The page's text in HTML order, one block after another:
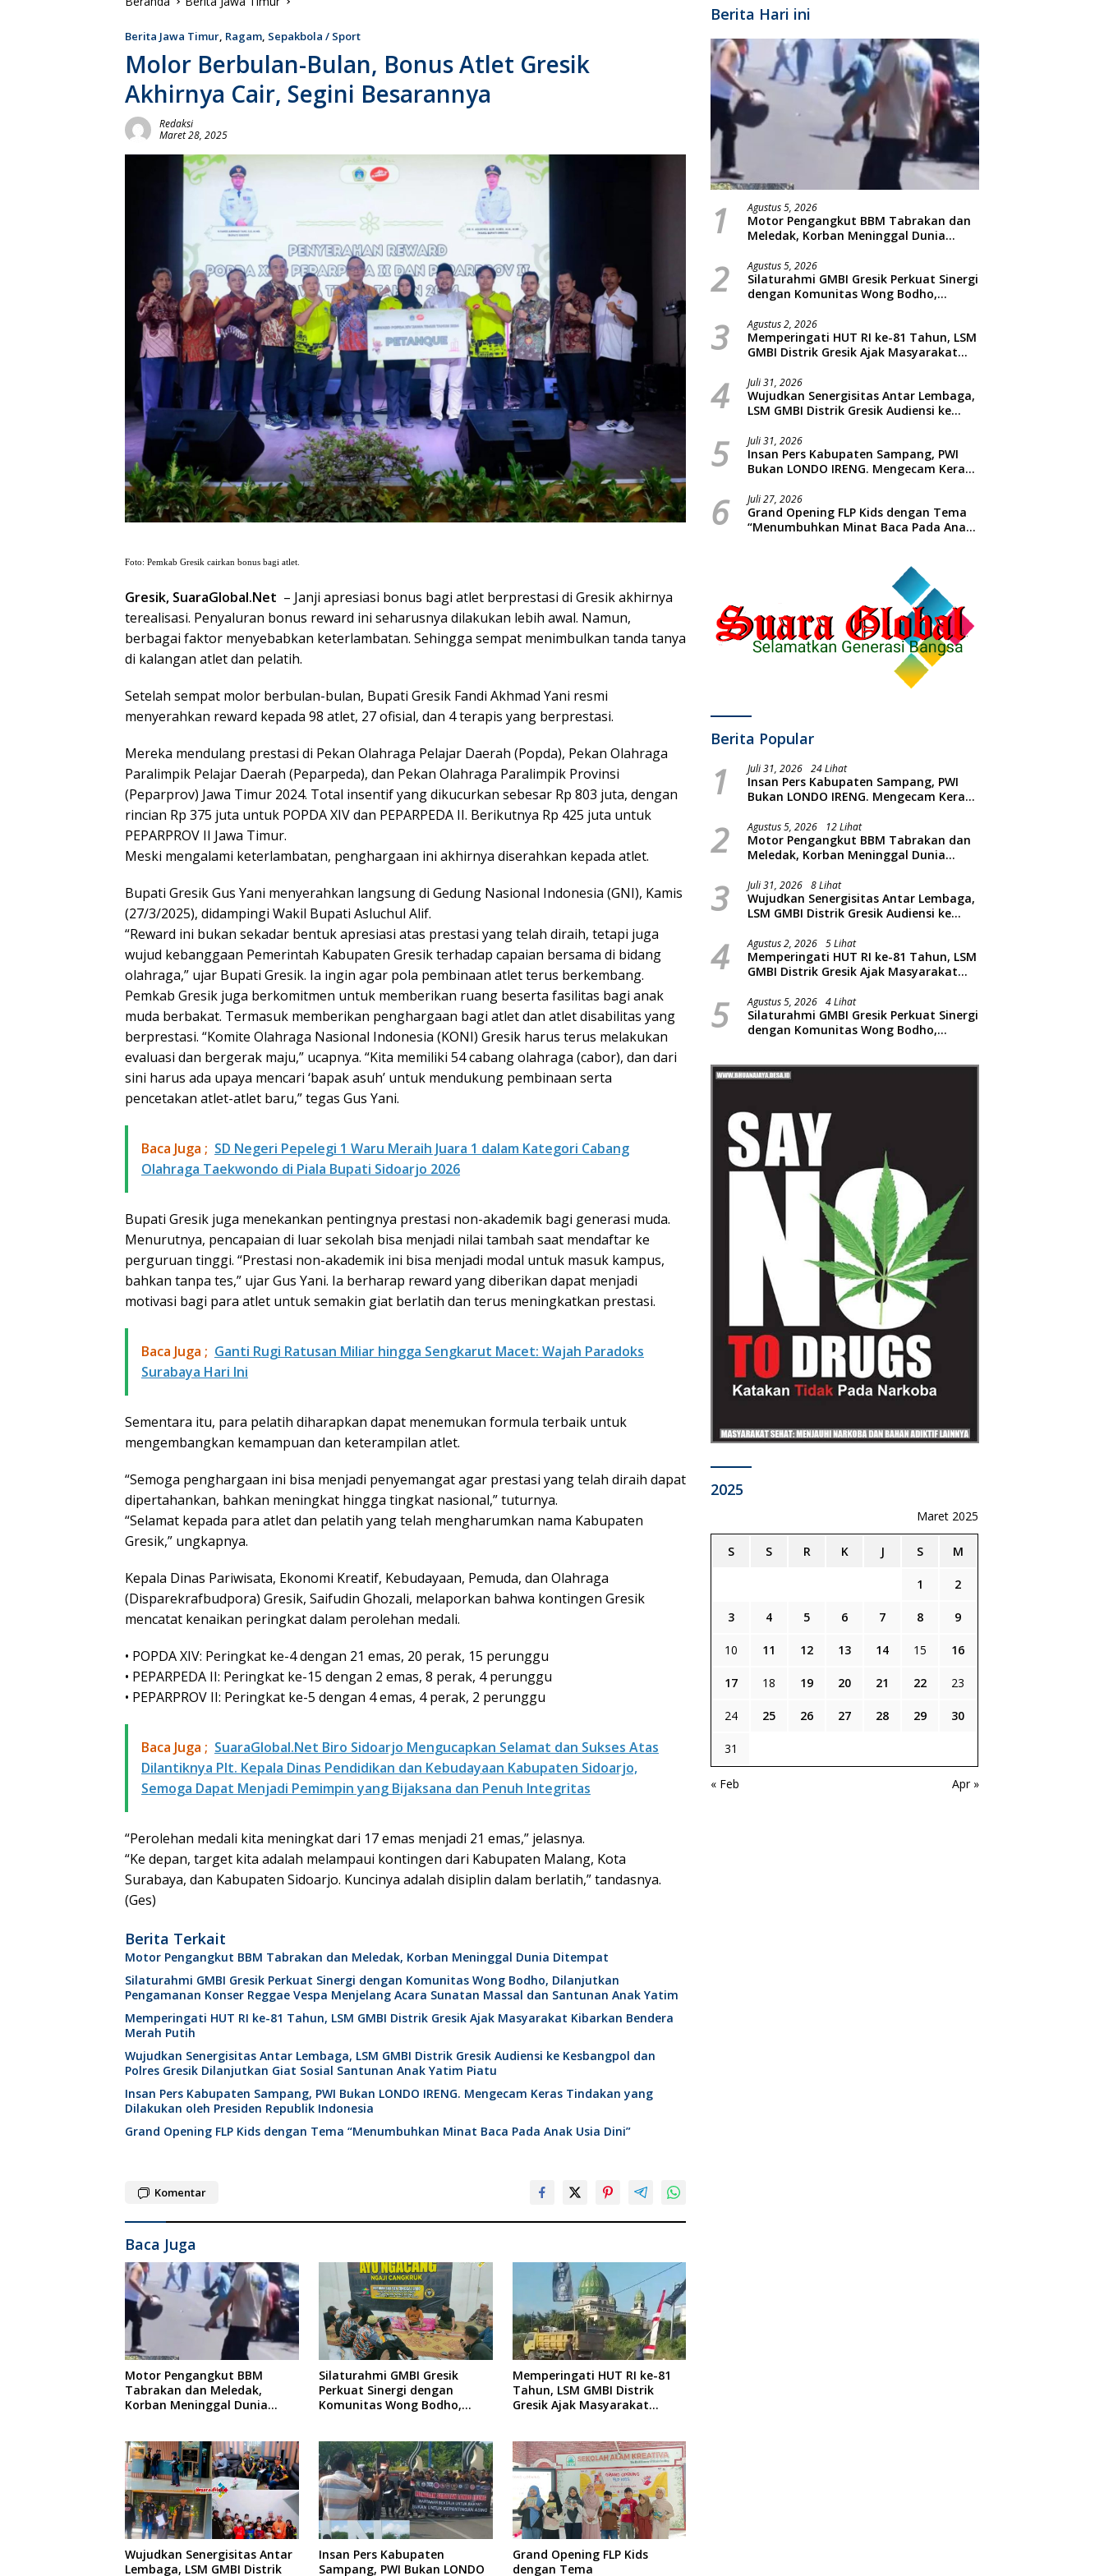
Berita Jawa Timur, Ragam, Sepakbola / Sport
Molor Berbulan-Bulan, Bonus Atlet Gresik
Akhirnya Cair, Segini Besarannya
Redaksi
Maret 28, 2025
Foto: Pemkab Gresik cairkan bonus bagi atlet.
Gresik, SuaraGlobal.Net – Janji apresiasi bonus bagi atlet berprestasi di Gresik akhirnya
terealisasi. Penyaluran bonus reward ini seharusnya dilakukan lebih awal. Namun,
berbagai faktor menyebabkan keterlambatan. Sehingga sempat menimbulkan tanda tanya
di kalangan atlet dan pelatih.
Setelah sempat molor berbulan-bulan, Bupati Gresik Fandi Akhmad Yani resmi
menyerahkan reward kepada 98 atlet, 27 ofisial, dan 4 terapis yang berprestasi.
Mereka mendulang prestasi di Pekan Olahraga Pelajar Daerah (Popda), Pekan Olahraga
Paralimpik Pelajar Daerah (Peparpeda), dan Pekan Olahraga Paralimpik Provinsi
(Peparprov) Jawa Timur 2024. Total insentif yang dikucurkan sebesar Rp 803 juta, dengan
rincian Rp 375 juta untuk POPDA XIV dan PEPARPEDA II. Berikutnya Rp 425 juta untuk
PEPARPROV II Jawa Timur.
Meski mengalami keterlambatan, penghargaan ini akhirnya diserahkan kepada atlet.
Bupati Gresik Gus Yani menyerahkan langsung di Gedung Nasional Indonesia (GNI), Kamis
(27/3/2025), didampingi Wakil Bupati Asluchul Alif.
“Reward ini bukan sekadar bentuk apresiasi atas prestasi yang telah diraih, tetapi juga
wujud kebanggaan Pemerintah Kabupaten Gresik terhadap capaian bersama di bidang
olahraga,” ujar Bupati Gresik. Ia ingin agar pola pembinaan atlet terus berkembang.
Pemkab Gresik juga berkomitmen untuk memberikan ruang beserta fasilitas bagi anak
muda berbakat. Termasuk memberikan penghargaan bagi atlet dan atlet disabilitas yang
berprestasi. “Komite Olahraga Nasional Indonesia (KONI) Gresik harus terus melakukan
evaluasi dan bergerak maju,” ucapnya. “Kita memiliki 54 cabang olahraga (cabor), dan dari
sini harus ada upaya mencari ‘bapak asuh’ untuk mendukung pembinaan serta
pencetakan atlet-atlet baru,” tegas Gus Yani.
Baca Juga ; SD Negeri Pepelegi 1 Waru Meraih Juara 1 dalam Kategori Cabang
Olahraga Taekwondo di Piala Bupati Sidoarjo 2026
Bupati Gresik juga menekankan pentingnya prestasi non-akademik bagi generasi muda.
Menurutnya, pencapaian di luar sekolah bisa menjadi nilai tambah saat mendaftar ke
perguruan tinggi. “Prestasi non-akademik ini bisa menjadi modal untuk masuk kampus,
bahkan tanpa tes,” ujar Gus Yani. Ia berharap reward yang diberikan dapat menjadi
motivasi bagi para atlet untuk semakin giat berlatih dan terus meningkatkan prestasi.
Baca Juga ; Ganti Rugi Ratusan Miliar hingga Sengkarut Macet: Wajah Paradoks
Surabaya Hari Ini
Sementara itu, para pelatih diharapkan dapat menemukan formula terbaik untuk
mengembangkan kemampuan dan keterampilan atlet.
“Semoga penghargaan ini bisa menjadi penyemangat agar prestasi yang telah diraih dapat
dipertahankan, bahkan meningkat hingga tingkat nasional,” tuturnya.
“Selamat kepada para atlet dan pelatih yang telah mengharumkan nama Kabupaten
Gresik,” ungkapnya.
Kepala Dinas Pariwisata, Ekonomi Kreatif, Kebudayaan, Pemuda, dan Olahraga
(Disparekrafbudpora) Gresik, Saifudin Ghozali, melaporkan bahwa kontingen Gresik
mencatat kenaikan peringkat dalam perolehan medali.
• POPDA XIV: Peringkat ke-4 dengan 21 emas, 20 perak, 15 perunggu
• PEPARPEDA II: Peringkat ke-15 dengan 2 emas, 8 perak, 4 perunggu
• PEPARPROV II: Peringkat ke-5 dengan 4 emas, 4 perak, 2 perunggu
Baca Juga ; SuaraGlobal.Net Biro Sidoarjo Mengucapkan Selamat dan Sukses Atas
Dilantiknya Plt. Kepala Dinas Pendidikan dan Kebudayaan Kabupaten Sidoarjo,
Semoga Dapat Menjadi Pemimpin yang Bijaksana dan Penuh Integritas
“Perolehan medali kita meningkat dari 17 emas menjadi 21 emas,” jelasnya.
“Ke depan, target kita adalah melampaui kontingen dari Kabupaten Malang, Kota
Surabaya, dan Kabupaten Sidoarjo. Kuncinya adalah disiplin dalam berlatih,” tandasnya.
(Ges)
Berita Terkait
Motor Pengangkut BBM Tabrakan dan Meledak, Korban Meninggal Dunia Ditempat
Silaturahmi GMBI Gresik Perkuat Sinergi dengan Komunitas Wong Bodho, Dilanjutkan
Pengamanan Konser Reggae Vespa Menjelang Acara Sunatan Massal dan Santunan Anak Yatim
Memperingati HUT RI ke-81 Tahun, LSM GMBI Distrik Gresik Ajak Masyarakat Kibarkan Bendera
Merah Putih
Wujudkan Senergisitas Antar Lembaga, LSM GMBI Distrik Gresik Audiensi ke Kesbangpol dan
Polres Gresik Dilanjutkan Giat Sosial Santunan Anak Yatim Piatu
Insan Pers Kabupaten Sampang, PWI Bukan LONDO IRENG. Mengecam Keras Tindakan yang
Dilakukan oleh Presiden Republik Indonesia
Grand Opening FLP Kids dengan Tema “Menumbuhkan Minat Baca Pada Anak Usia Dini”
Komentar
Baca Juga
Motor Pengangkut BBM
Tabrakan dan Meledak,
Korban Meninggal Dunia
Silaturahmi GMBI Gresik
Perkuat Sinergi dengan
Komunitas Wong Bodho,
Menjelang Acara Sunatan
Massal dan Santunan Anak
Yatim
Memperingati HUT RI ke-81
Tahun, LSM GMBI Distrik
Gresik Ajak Masyarakat
Wujudkan Senergisitas Antar
Lembaga, LSM GMBI Distrik
Insan Pers Kabupaten
Sampang, PWI Bukan LONDO
Grand Opening FLP Kids
dengan Tema
Berita Hari ini
1 Agustus 5, 2026
Motor Pengangkut BBM Tabrakan dan
Meledak, Korban Meninggal Dunia
2 Agustus 5, 2026
Silaturahmi GMBI Gresik Perkuat Sinergi
dengan Komunitas Wong Bodho,
Reggae Vespa Menjelang Acara
Sunatan Massal dan Santunan Anak
Yatim
3 Agustus 2, 2026
Memperingati HUT RI ke-81 Tahun, LSM
GMBI Distrik Gresik Ajak Masyarakat
4 Juli 31, 2026
Wujudkan Senergisitas Antar Lembaga,
LSM GMBI Distrik Gresik Audiensi ke
Dilanjutkan Giat Sosial Santunan Anak
Yatim Piatu
5 Juli 31, 2026
Insan Pers Kabupaten Sampang, PWI
Bukan LONDO IRENG. Mengecam Keras
Republik Indonesia
6 Juli 27, 2026
Grand Opening FLP Kids dengan Tema
“Menumbuhkan Minat Baca Pada Anak
Berita Popular
1 Juli 31, 2026 24 Lihat
Insan Pers Kabupaten Sampang, PWI
Bukan LONDO IRENG. Mengecam Keras
Republik Indonesia
2 Agustus 5, 2026 12 Lihat
Motor Pengangkut BBM Tabrakan dan
Meledak, Korban Meninggal Dunia
3 Juli 31, 2026 8 Lihat
Wujudkan Senergisitas Antar Lembaga,
LSM GMBI Distrik Gresik Audiensi ke
Dilanjutkan Giat Sosial Santunan Anak
Yatim Piatu
4 Agustus 2, 2026 5 Lihat
Memperingati HUT RI ke-81 Tahun, LSM
GMBI Distrik Gresik Ajak Masyarakat
5 Agustus 5, 2026 4 Lihat
Silaturahmi GMBI Gresik Perkuat Sinergi
dengan Komunitas Wong Bodho,
Sunatan Massal dan Santunan Anak
2025
Maret 2025
S S R K J S M
1 2
3 4 5 6 7 8 9
10 11 12 13 14 15 16
17 18 19 20 21 22 23
24 25 26 27 28 29 30
31
« Feb Apr »